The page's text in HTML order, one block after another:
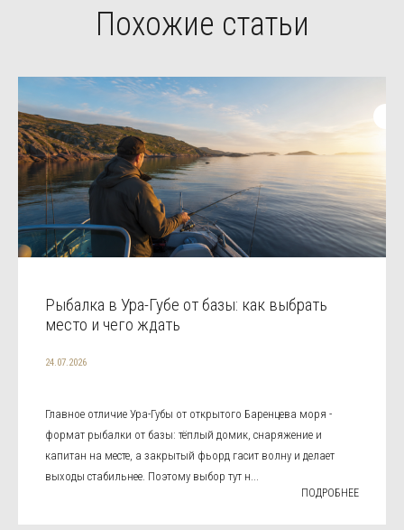
Похожие статьи
Рыбалка в Ура-Губе от базы: как выбрать
место и чего ждать
24.07.2026
Главное отличие Ура-Губы от открытого Баренцева моря -
формат рыбалки от базы: тёплый домик, снаряжение и
капитан на месте, а закрытый фьорд гасит волну и делает
выходы стабильнее. Поэтому выбор тут н...
ПОДРОБНЕЕ